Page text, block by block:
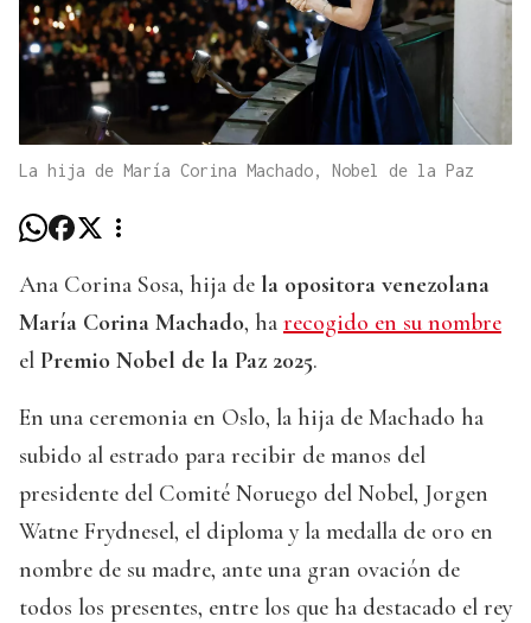
La hija de María Corina Machado, Nobel de la Paz
Ana Corina Sosa, hija de la opositora venezolana
María Corina Machado, ha recogido en su nombre
el Premio Nobel de la Paz 2025.
En una ceremonia en Oslo, la hija de Machado ha
subido al estrado para recibir de manos del
presidente del Comité Noruego del Nobel, Jorgen
Watne Frydnesel, el diploma y la medalla de oro en
nombre de su madre, ante una gran ovación de
todos los presentes, entre los que ha destacado el rey